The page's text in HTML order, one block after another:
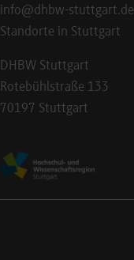
info@dhbw-stuttgart.de
Standorte in Stuttgart
DHBW Stuttgart
Rotebühlstraße 133
70197 Stuttgart